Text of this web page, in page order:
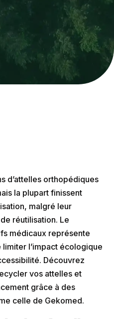
d’attelles orthopédiques
la plupart finissent
malgré leur
réutilisation. Le
médicaux représente
l’impact écologique
Découvrez
vos attelles et
grâce à des
celle de Gekomed.